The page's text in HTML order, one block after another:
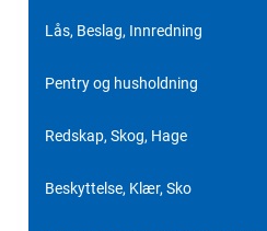
Lås, Beslag, Innredning
Pentry og husholdning
Redskap, Skog, Hage
Beskyttelse, Klær, Sko